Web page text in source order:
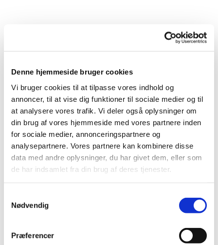
Denne hjemmeside bruger cookies
Vi bruger cookies til at tilpasse vores indhold og
annoncer, til at vise dig funktioner til sociale medier og til
at analysere vores trafik. Vi deler også oplysninger om
din brug af vores hjemmeside med vores partnere inden
for sociale medier, annonceringspartnere og
analysepartnere. Vores partnere kan kombinere disse
data med andre oplysninger, du har givet dem, eller som
de har indsamlet fra din brug af deres tjenester.
Nødvendig
Præferencer
Du vil måske også kunne